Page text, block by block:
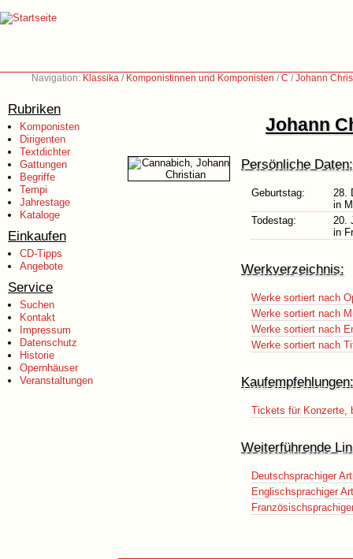
Navigation: Klassika / Komponistinnen und Komponisten /C /Johann
Rubriken
Komponisten
Dirigenten
Textdichter
Gattungen
Begriffe
Tempi
Jahrestage
Kataloge
Einkaufen
CD-Tipps
Angebote
Service
Suchen
Kontakt
Impressum
Datenschutz
Historie
Opernhäuser
Veranstaltungen
Johann
Persönliche Daten:
Geburtstag:
28.
in
Todestag:
20.
in
Werkverzeichnis:
Werke sortiert nach
Werke sortiert nach
Werke sortiert nach
Werke sortiert nach
Kaufempfehlungen:
Tickets für Konzerte,
Weiterführende
Deutschsprachiger
Englischsprachiger